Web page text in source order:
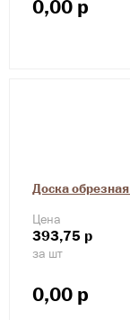
0,00 р
Доска
Цена
393,75 р
за шт
0,00 р